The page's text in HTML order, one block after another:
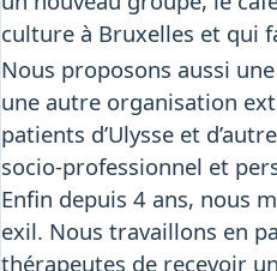
culture à Bruxelles et qui
Nous proposons aussi
une autre organisation
patients d’Ulysse et
socio-professionnel et
Enfin depuis 4 ans, nous
exil. Nous travaillons en
thérapeutes de recevoir